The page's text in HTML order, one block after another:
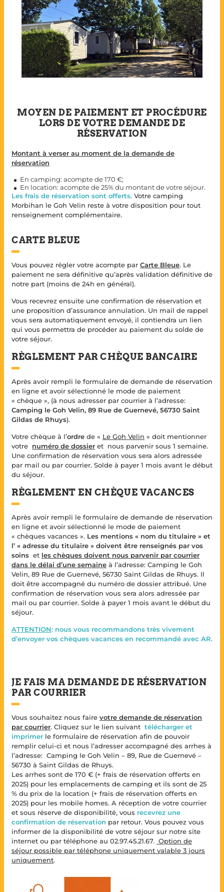
MOYEN DE PAIEMENT ET PROCÉDURE
LORS DE VOTRE DEMANDE DE
RÉSERVATION
Montant à verser au moment de la demande de
réservation
En camping: acompte de 170 €;
En location: acompte de 25% du montant de votre séjour.
Les frais de réservation sont offerts. Votre camping
Morbihan le Goh Velin reste à votre disposition pour tout
renseignement complémentaire.
CARTE BLEUE
Vous pouvez régler votre acompte par Carte Bleue. Le
paiement ne sera définitive qu’après validation définitive de
notre part (moins de 24h en général).
Vous recevrez ensuite une confirmation de réservation et
une proposition d’assurance annulation. Un mail de rappel
vous sera automatiquement envoyé, il contiendra un lien
qui vous permettra de procéder au paiement du solde de
votre séjour.
RÈGLEMENT PAR CHÈQUE BANCAIRE
Après avoir rempli le formulaire de demande de réservation
en ligne et avoir sélectionné le mode de paiement
« chèque », (à nous adresser par courrier à l’adresse:
Camping le Goh Velin, 89 Rue de Guernevé, 56730 Saint
Gildas de Rhuys).
Votre chèque à l’ordre de « Le Goh Velin » doit mentionner
votre numéro de dossier et nous parvenir sous 1 semaine.
Une confirmation de réservation vous sera alors adressée
par mail ou par courrier. Solde à payer 1 mois avant le début
du séjour.
RÈGLEMENT EN CHÈQUE VACANCES
Après avoir rempli le formulaire de demande de réservation
en ligne et avoir sélectionné le mode de paiement
« chèques vacances ». Les mentions « nom du titulaire » et
l’ « adresse du titulaire » doivent être renseignés par vos
soins et les chèques doivent nous parvenir par courrier
dans le délai d’une semaine à l’adresse: Camping le Goh
Velin, 89 Rue de Guernevé, 56730 Saint Gildas de Rhuys. Il
doit être accompagné du numéro de dossier attribué. Une
confirmation de réservation vous sera alors adressée par
mail ou par courrier. Solde à payer 1 mois avant le début du
séjour.
ATTENTION: nous vous recommandons très vivement
d’envoyer vos chèques vacances en recommandé avec AR.
JE FAIS MA DEMANDE DE RÉSERVATION
PAR COURRIER
Vous souhaitez nous faire votre demande de réservation
par courrier. Cliquez sur le lien suivant télécharger et
imprimer le formulaire de réservation afin de pouvoir
remplir celui-ci et nous l’adresser accompagné des arrhes à
l’adresse: Camping le Goh Velin – 89, Rue de Guernevé –
56730 à Saint Gildas de Rhuys.
Les arrhes sont de 170 € (+ frais de réservation offerts en
2025) pour les emplacements de camping et ils sont de 25
% du prix de la location (+ frais de réservation offerts en
2025) pour les mobile homes. A réception de votre courrier
et sous réserve de disponibilité, vous recevrez une
confirmation de réservation par retour. Vous pouvez vous
informer de la disponibilité de votre séjour sur notre site
internet ou par téléphone au 02.97.45.21.67. Option de
séjour possible par téléphone uniquement valable 3 jours
uniquement.